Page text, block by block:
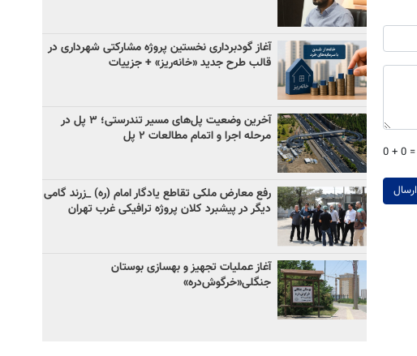
0 + 0 =
ارسال
آغاز گودبرداری نخستین پروژه مشارکتی شهرداری در
قالب طرح جدید «خانه‌ریز» + جزییات
آخرین وضعیت پل‌های مسیر تندرستی؛ ۳ پل در
مرحله اجرا و اتمام مطالعات ۲ پل
رفع معارض ملکی تقاطع یادگار امام (ره) _زرند گامی
دیگر در پیشبرد کلان پروژه‌ ترافیکی غرب تهران
آغاز عملیات تجهیز و بهسازی بوستان
جنگلی«خرگوش‌دره»